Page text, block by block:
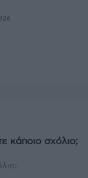
κάποιο σχόλιο;